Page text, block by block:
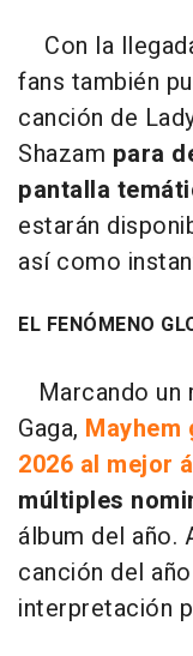
Con la
fans también
canción de
Shazam para
pantalla
estarán
así como
EL FENÓMENO
Marcando un
Gaga, Mayhem
2026 al mejor
múltiples
álbum del año.
canción del
interpretación